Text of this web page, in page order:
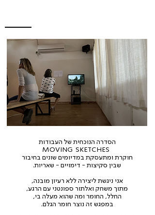
הסדרה הנוכחית של העבודות
חוקרת ומתעסקת במדיומים שונים בחיבור
שבין סקיצות - דימויים - שאריות.
אני ניגשת ליצירה ללא רעיון מובנה,
מתוך משחק ואלתור ספונטני עם הרגע,
החלל, החומר ומה שהוא מעלה בי,
במפגש זה נוצר חומר הגלם.